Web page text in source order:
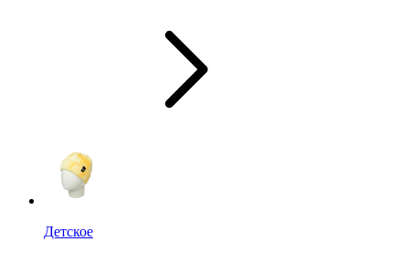
Детское